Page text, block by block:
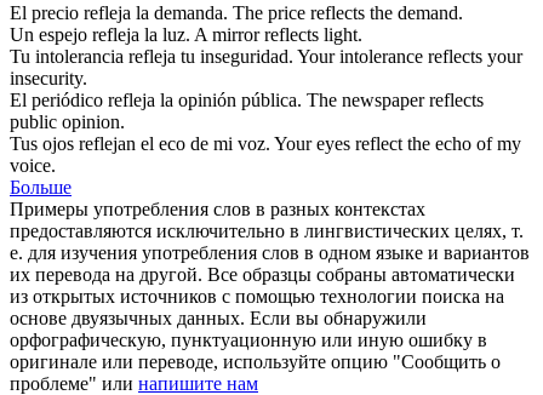
El precio refleja la demanda. The price reflects the demand.
Un espejo refleja la luz. A mirrorreflects light.
Tu intolerancia refleja tu inseguridad. Your intolerance reflects your
insecurity.
El periódico refleja la opinión pública. The newspaperreflects
public opinion.
Tus ojos reflejan el eco de mi voz. Your eyes reflect the echo of my
voice.
Больше
Примеры употребления слов в разных контекстах
предоставляются исключительно в лингвистических целях, т.
е. для изучения употребления слов в одном языке и вариантов
их перевода на другой. Все образцы собраны автоматически
из открытых источников с помощью технологии поиска на
основе двуязычных данных. Если вы обнаружили
орфографическую, пунктуационную или иную ошибку в
оригинале или переводе, используйте опцию "Сообщить о
проблеме" или напишите нам